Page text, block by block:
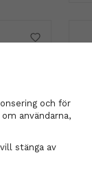
och för
användarna,
stänga av